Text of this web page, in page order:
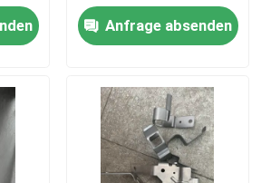
und langlebige
Leistung in der
Metallverarbeitung
Anfrage absenden